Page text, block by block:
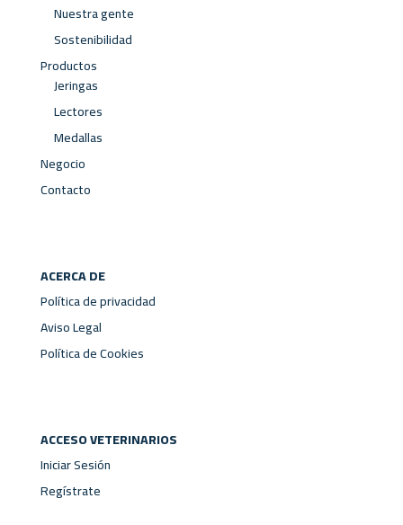
Nuestra gente
Sostenibilidad
Productos
Jeringas
Lectores
Medallas
Negocio
Contacto
ACERCA DE
Política de privacidad
Aviso Legal
Política de Cookies
ACCESO VETERINARIOS
Iniciar Sesión
Regístrate